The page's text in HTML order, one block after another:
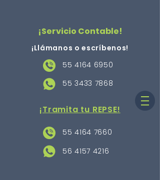
¡Servicio Contable!
¡Llámanos o escríbenos!
55 4164 6950
55 3433 7868
¡Tramita tu REPSE!
55 4164 7660
56 4157 4216